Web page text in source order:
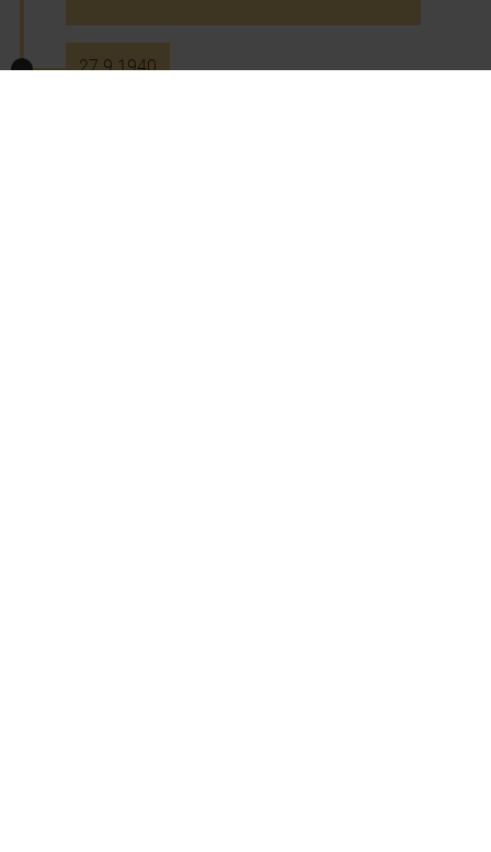
27.9.1940